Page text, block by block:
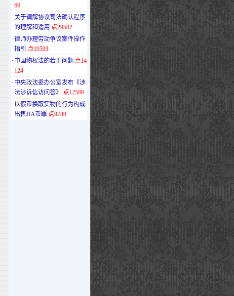
66
· 关于调解协议司法确认程序
的理解和适用 点29582
· 律师办理劳动争议案件操作
指引
点19593
· 中国物权法的若干问题 点14
124
· 中央政法委办公室发布《涉
法涉诉信访问答》
点12589
· 以假币换取实物的行为构成
出售JIA币罪 点9788